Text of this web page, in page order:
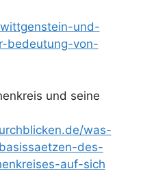
und-
bedeutung-von-
und seine
was-
des-
auf-sich